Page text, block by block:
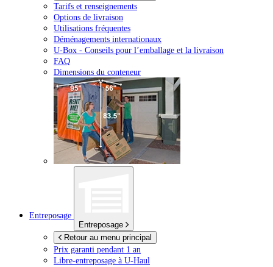
Tarifs et renseignements
Options de livraison
Utilisations fréquentes
Déménagements internationaux
U-Box - Conseils pour l’emballage et la livraison
FAQ
Dimensions du conteneur
Entreposage
Entreposage
Retour au menu principal
Prix garanti pendant 1 an
Libre-entreposage à U-Haul